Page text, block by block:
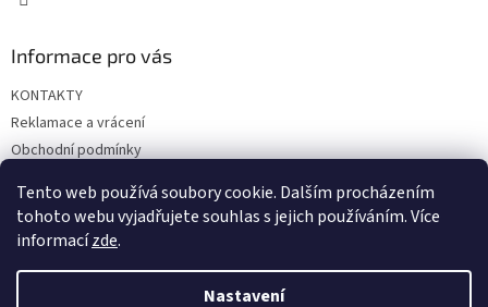
Tento web používá soubory cookie. Dalším procházením
tohoto webu vyjadřujete souhlas s jejich používáním. Více
informacízde.
Nastavení
Informace pro vás
KONTAKTY
Reklamace a vrácení
Obchodní podmínky
Doprava a platba
Vytvořil Shoptet